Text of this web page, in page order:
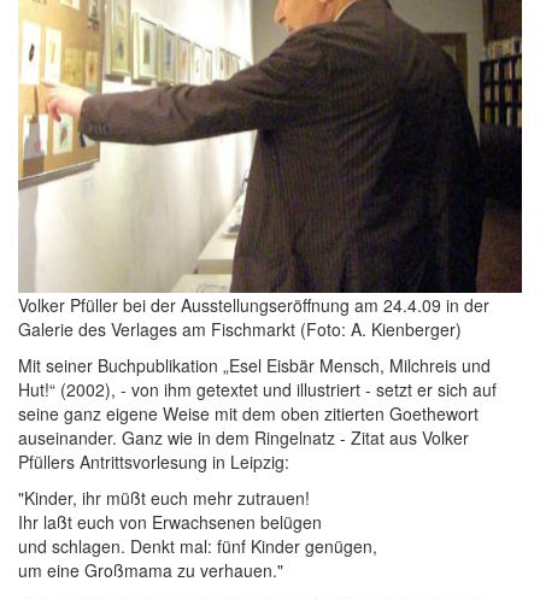
Volker Pfüller bei der Ausstellungseröffnung am 24.4.09 in der
Galerie des Verlages am Fischmarkt (Foto: A. Kienberger)
Mit seiner Buchpublikation „Esel Eisbär Mensch, Milchreis und
Hut!“ (2002), - von ihm getextet und illustriert - setzt er sich auf
seine ganz eigene Weise mit dem oben zitierten Goethewort
auseinander. Ganz wie in dem Ringelnatz - Zitat aus Volker
Pfüllers Antrittsvorlesung in Leipzig:
"Kinder, ihr müßt euch mehr zutrauen!
Ihr laßt euch von Erwachsenen belügen
und schlagen. Denkt mal: fünf Kinder genügen,
um eine Großmama zu verhauen."